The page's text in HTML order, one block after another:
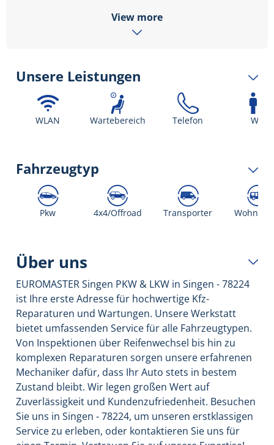
View more
Unsere Leistungen
WLAN Wartebereich Telefon WC
Fahrzeugtyp
Pkw 4x4/Offroad Transporter
Über uns
EUROMASTER Singen PKW & LKW in Singen - 78224
ist Ihre erste Adresse für hochwertige Kfz-
Reparaturen und Wartungen. Unsere Werkstatt
bietet umfassenden Service für alle Fahrzeugtypen.
Von Inspektionen über Reifenwechsel bis hin zu
komplexen Reparaturen sorgen unsere erfahrenen
Mechaniker dafür, dass Ihr Auto stets in bestem
Zustand bleibt. Wir legen großen Wert auf
Zuverlässigkeit und Kundenzufriedenheit. Besuchen
Sie uns in Singen - 78224, um unseren erstklassigen
Service zu erleben, oder kontaktieren Sie uns für